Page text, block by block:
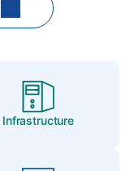
Infrastructure